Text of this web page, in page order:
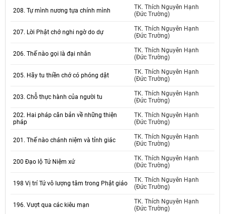
208. Tự mình nương tựa chính mình
TK. Thích Nguyên Hạnh
(Đức Trường)
207. Lời Phật chớ nghi ngờ do dự
TK. Thích Nguyên Hạnh
(Đức Trường)
206. Thế nào gọi là đại nhân
TK. Thích Nguyên Hạnh
(Đức Trường)
205. Hãy tu thiền chớ có phóng dật
TK. Thích Nguyên Hạnh
(Đức Trường)
203. Chỗ thực hành của người tu
TK. Thích Nguyên Hạnh
(Đức Trường)
202. Hai pháp căn bản về những thiện
pháp
TK. Thích Nguyên Hạnh
(Đức Trường)
201. Thế nào chánh niệm và tỉnh giác
TK. Thích Nguyên Hạnh
(Đức Trường)
200 Đạo lộ Tứ Niệm xứ
TK. Thích Nguyên Hạnh
(Đức Trường)
198 Vị trí Tứ vô lượng tâm trong Phật giáo
TK. Thích Nguyên Hạnh
(Đức Trường)
196. Vượt qua các kiêu mạn
TK. Thích Nguyên Hạnh
(Đức Trường)